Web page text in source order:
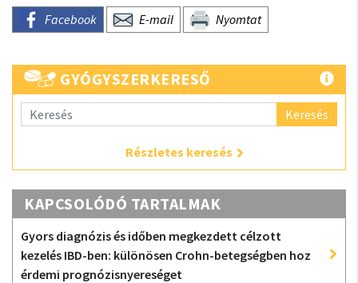
Facebook E-mail Nyomtat
GYÓGYSZERKERESŐ
Keresés
Részletes keresés
KAPCSOLÓDÓ TARTALMAK
Gyors diagnózis és időben megkezdett célzott
kezelés IBD-ben: különösen Crohn-betegségben hoz
érdemi prognózisnyereséget